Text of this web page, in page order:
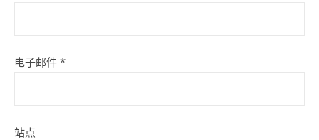
电子邮件 *
站点